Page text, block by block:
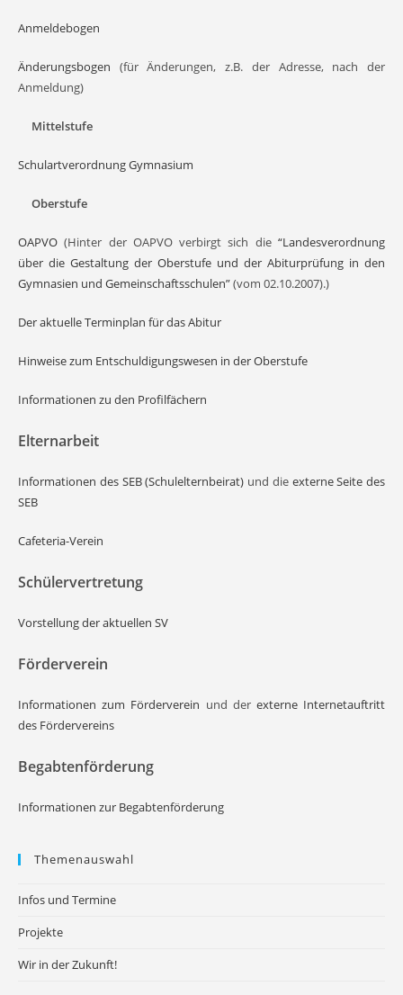
Anmeldebogen
Änderungsbogen (für Änderungen, z.B. der Adresse, nach der
Anmeldung)
Mittelstufe
Schulartverordnung Gymnasium
Oberstufe
OAPVO (Hinter der OAPVO verbirgt sich die “Landesverordnung
über die Gestaltung der Oberstufe und der Abiturprüfung in den
Gymnasien und Gemeinschaftsschulen”(vom 02.10.2007).)
Der aktuelle Terminplan für das Abitur
Hinweise zum Entschuldigungswesen in der Oberstufe
Informationen zu den Profilfächern
Elternarbeit
Informationen des SEB (Schulelternbeirat) und die externe Seite des
SEB
Cafeteria-Verein
Schülervertretung
Vorstellung der aktuellen SV
Förderverein
Informationen zum Förderverein und der externe Internetauftritt
des Fördervereins
Begabtenförderung
Informationen zur Begabtenförderung
Themenauswahl
Infos und Termine
Projekte
Wir in der Zukunft!